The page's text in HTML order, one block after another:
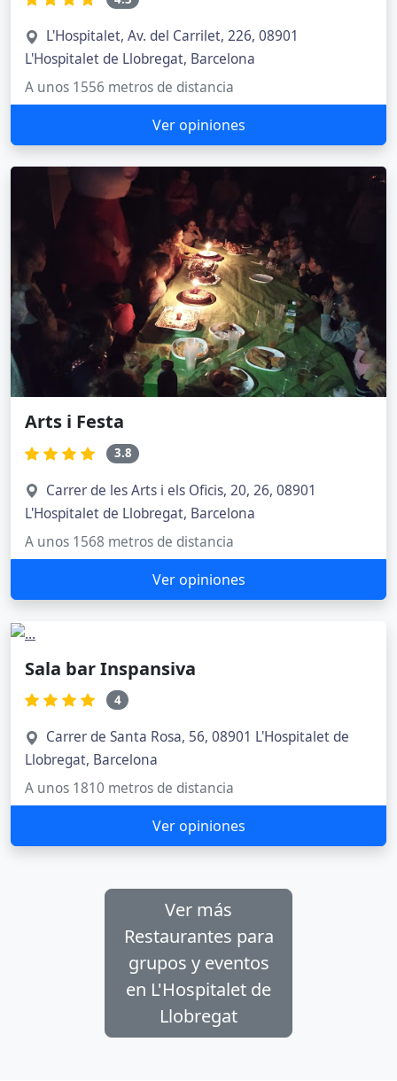
L'Hospitalet, Av. del Carrilet, 226, 08901
L'Hospitalet de Llobregat, Barcelona
A unos 1556 metros de distancia
Ver opiniones
Arts i Festa
3.8
Carrer de les Arts i els Oficis, 20, 26, 08901
L'Hospitalet de Llobregat, Barcelona
A unos 1568 metros de distancia
Ver opiniones
Sala bar Inspansiva
4
Carrer de Santa Rosa, 56, 08901 L'Hospitalet de
Llobregat, Barcelona
A unos 1810 metros de distancia
Ver opiniones
Ver más
Restaurantes para
grupos y eventos
en L'Hospitalet de
Llobregat